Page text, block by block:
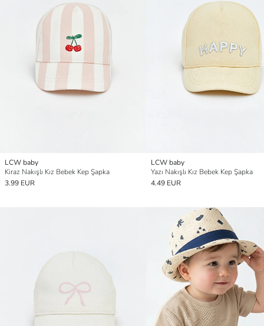
LCW baby
Kiraz Nakışlı Kız Bebek Kep Şapka
3.99 EUR
LCW baby
Yazı Nakışlı Kız Bebek Kep Şapka
4.49 EUR